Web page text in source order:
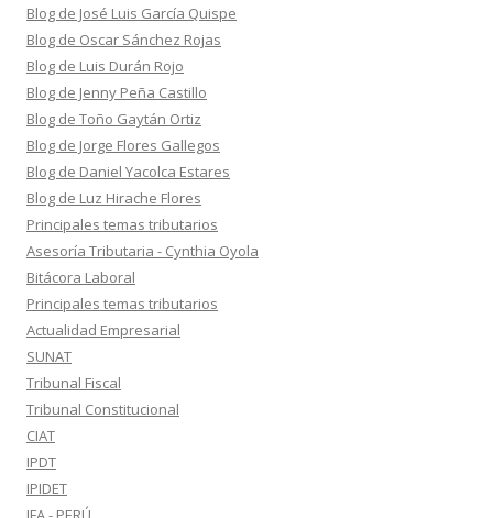
Blog de José Luis García Quispe
Blog de Oscar Sánchez Rojas
Blog de Luis Durán Rojo
Blog de Jenny Peña Castillo
Blog de Toño Gaytán Ortiz
Blog de Jorge Flores Gallegos
Blog de Daniel Yacolca Estares
Blog de Luz Hirache Flores
Principales temas tributarios
Asesoría Tributaria - Cynthia Oyola
Bitácora Laboral
Principales temas tributarios
Actualidad Empresarial
SUNAT
Tribunal Fiscal
Tribunal Constitucional
CIAT
IPDT
IPIDET